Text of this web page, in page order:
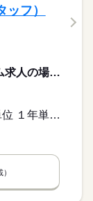
フ）
180,000円〜200,000円 ※フルタイム求人の場合は月額（換算額）、パート求人の場合は時間額を表示しています。
変形労働時間制 変形労働時間制の単位 １年単位 就業時間１ 8時00分〜17時00分 就業時間２ 9時00分〜18時00分 就業時間に関する特記事項 就業時間は（１）（２）から選択可能